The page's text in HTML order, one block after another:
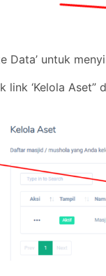
Data’ untuk
link ‘Kelola